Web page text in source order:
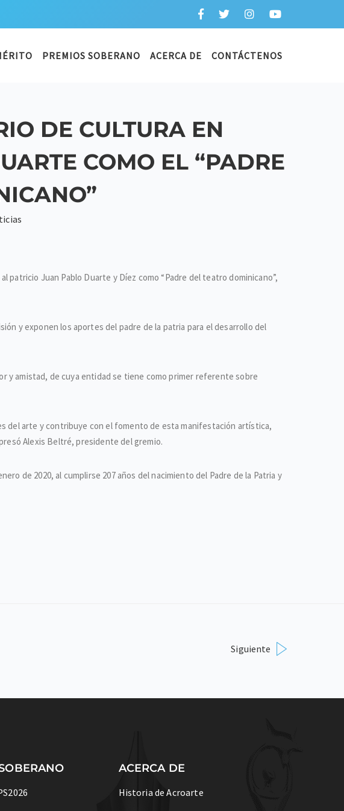
PREMIOS SOBERANO ACERCA DE CONTÁCTENOS
DE CULTURA EN
COMO EL “PADRE
patricio Juan Pablo Duarte y Díez como “Padre del teatro dominicano”,
y exponen los aportes del padre de la patria para el desarrollo del
y amistad, de cuya entidad se tiene como primer referente sobre
del arte y contribuye con el fomento de esta manifestación artística,
Alexis Beltré, presidente del gremio.
de 2020, al cumplirse 207 años del nacimiento del Padre de la Patria y
Siguiente
ACERCA DE
Historia de Acroarte